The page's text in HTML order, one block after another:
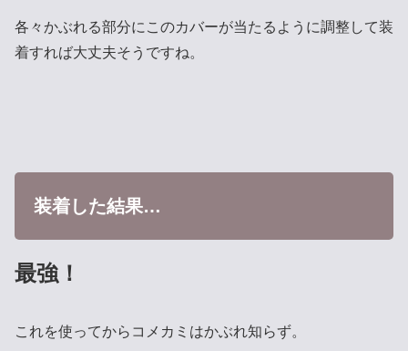
各々かぶれる部分にこのカバーが当たるように調整して装
着すれば大丈夫そうですね。
装着した結果…
最強！
これを使ってからコメカミはかぶれ知らず。